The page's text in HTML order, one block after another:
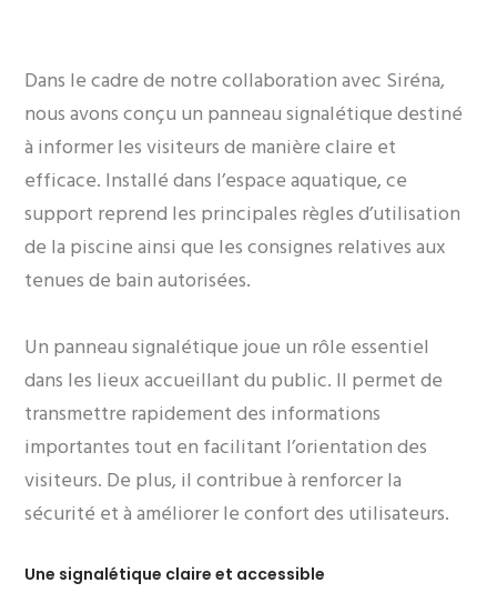
Dans le cadre de notre collaboration avec Siréna,
nous avons conçu un panneau signalétique destiné
à informer les visiteurs de manière claire et
efficace. Installé dans l’espace aquatique, ce
support reprend les principales règles d’utilisation
de la piscine ainsi que les consignes relatives aux
tenues de bain autorisées.
Un panneau signalétique joue un rôle essentiel
dans les lieux accueillant du public. Il permet de
transmettre rapidement des informations
importantes tout en facilitant l’orientation des
visiteurs. De plus, il contribue à renforcer la
sécurité et à améliorer le confort des utilisateurs.
Une signalétique claire et accessible